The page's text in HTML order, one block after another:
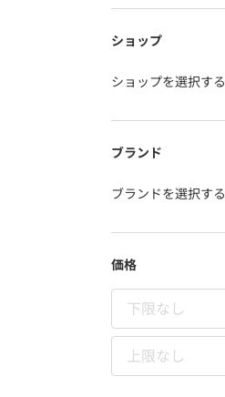
ショップ
ショップを選択する
ブランド
ブランドを選択する
価格